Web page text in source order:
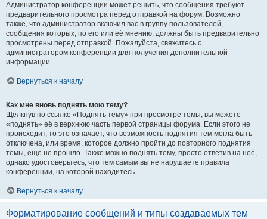
Администратор конференции может решить, что сообщения требуют
предварительного просмотра перед отправкой на форум. Возможно
также, что администратор включил вас в группу пользователей,
сообщения которых, по его или её мнению, должны быть предварительно
просмотрены перед отправкой. Пожалуйста, свяжитесь с
администратором конференции для получения дополнительной
информации.
Вернуться к началу
Как мне вновь поднять мою тему?
Щёлкнув по ссылке «Поднять тему» при просмотре темы, вы можете
«поднять» её в верхнюю часть первой страницы форума. Если этого не
происходит, то это означает, что возможность поднятия тем могла быть
отключена, или время, которое должно пройти до повторного поднятия
темы, ещё не прошло. Также можно поднять тему, просто ответив на неё,
однако удостоверьтесь, что тем самым вы не нарушаете правила
конференции, на которой находитесь.
Вернуться к началу
Форматирование сообщений и типы создаваемых тем